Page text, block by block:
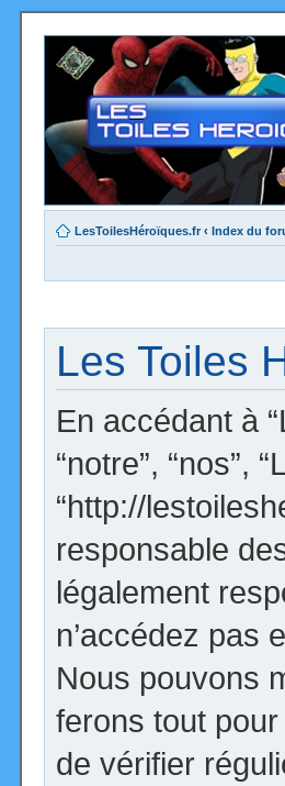
LesToilesHéroïques.fr ‹ Index du
Les Toiles
En accédant à
“notre”, “nos”,
“http://
responsable
légalement
n’accédez pas
Nous pouvons
ferons tout
de vérifier